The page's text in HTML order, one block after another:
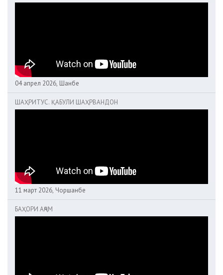
04 апрел 2026, Шанбе
ШАҲРИТУС. ҚАБУЛИ ШАҲРВАНДОН
11 март 2026, Чоршанбе
БАҲОРИ АҶАМ